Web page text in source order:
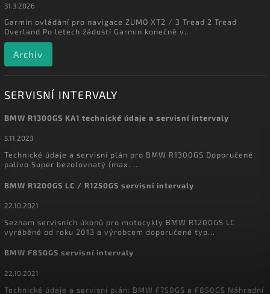
31.3.2026
Garmin ovládání pro navigace ZUMO XT2 / 3 Tread 2 Tread
Overland Po letech žádostí Garmin konečně v...
Archiv
SERVISNÍ INTERVALY
BMW R1300GS KA1 technické údaje a servisní intervaly
5.11.2023
Technické údaje a servisní plán pro BMW R1300GS Doporučené
palivo Super bezolovnatý (max. ...
BMW R1200GS LC / R1250GS servisní intervaly
22.10.2021
Seznam servisních úkonů pro motocykly BMW R1200GS LC
vyráběné od roku 2013 a výrobcem doporučené typ...
BMW F850GS servisní intervaly
22.10.2021
Technické údaje a servisní plán: BMW F750GS a F850GS Náhradní